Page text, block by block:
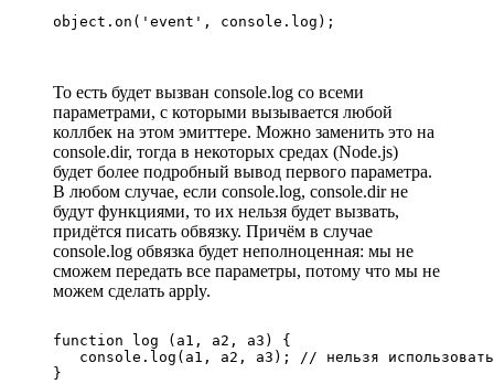
object.on('event', console.log);
То есть будет вызван console.log со всеми
параметрами, с которыми вызывается любой
коллбек на этом эмиттере. Можно заменить это на
console.dir, тогда в некоторых средах (Node.js)
будет более подробный вывод первого параметра.
В любом случае, если console.log, console.dir не
будут функциями, то их нельзя будет вызвать,
придётся писать обвязку. Причём в случае
console.log обвязка будет неполноценная: мы не
сможем передать все параметры, потому что мы не
можем сделать apply.
function log (a1, a2, a3) {
console.log(a1, a2, a3); // нельзя
}